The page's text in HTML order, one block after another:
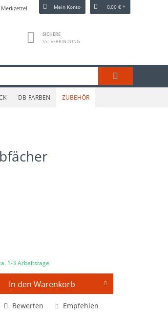
SICHERE
SSL VERBINDUNG
Merkzettel Mein Konto 0,00 € *
DB-FARBEN ZUBEHÖR
1-3 Arbeitstage
In den Warenkorb
Bewerten Empfehlen